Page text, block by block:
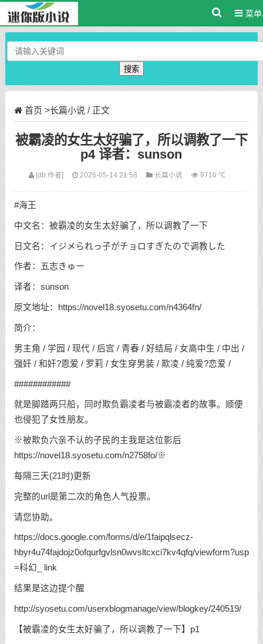
菜单
搜索
首页 >长篇小说 / 正文
被霸凌的女生太好骗了，所以调教了一下
p4 译者：sunson
[db:作者] 2026-05-14 21:58 长篇小说 9710 ℃
#海王
中文名：被霸凌的女生太好骗了，所以调教了一下
日文名：イジメられっ子がチョロすぎたので调教した
作者：五志きゅー
译者：sunson
原文地址：https://novel18.syosetu.com/n4364fn/
简介：
男主角 / 学园 / 现代 / 后宫 / 青春 / 好结局 / 女高中生 / 中出 /
强奸 / 和奸?恩爱 / 罗莉 / 女生穿男装 / 欺凌 / 纯爱?恋爱 /
############
就是脚踏两只船，同时欺负霸凌者与被霸凌者的故事。顺便
也侵犯了女性朋友。
※被欺负六亲不认的子民的主我是这位影后
https://novel18.syosetu.com/n2758fo/※
每隔三天(21时)更新
完整的url是第二次的角色人气投票。
请您协助。
https://docs.google.com/forms/d/e/1faipqlsecz-
hbyr4u74fajdojz0ofqurfgvlsn0wvsltcxci7kv4qfq/viewform?usp
=科幻_ link
结果是这边提个醒
http://syosetu.com/userxblogmanage/view/blogkey/240519/
【被霸凌的女生太好骗了，所以调教了一下】p1